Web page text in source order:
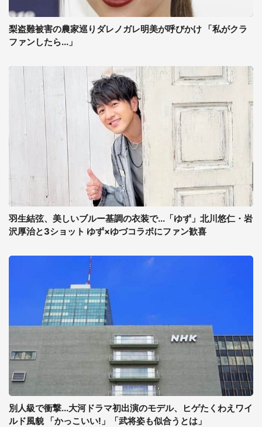
梨盗難被害の農家巡りダレノガレ明美が呼びかけ 「私がクラ
ファンしたら...」
羽生結弦、美しいブルー基調の衣装で...「ゆず」北川悠仁・岩
沢厚治と3ショット ゆず×ゆづコラボにファン歓喜
別人級で衝撃...大河ドラマ初出演のモデル、ヒゲたくわえワイ
ルド風貌 「かっこいい!」「武将姿も似合うとは」